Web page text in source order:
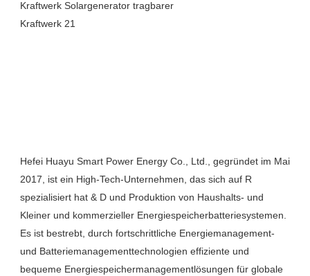
Hefei Huayu Smart Power Energy Co., Ltd., gegründet im Mai
2017, ist ein High-Tech-Unternehmen, das sich auf R
spezialisiert hat & D und Produktion von Haushalts- und
Kleiner und kommerzieller Energiespeicherbatteriesystemen.
Es ist bestrebt, durch fortschrittliche Energiemanagement-
und Batteriemanagementtechnologien effiziente und
bequeme Energiespeichermanagementlösungen für globale